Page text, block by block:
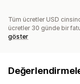
Tüm ücretler USD
ücretler 30 günde bir
göster